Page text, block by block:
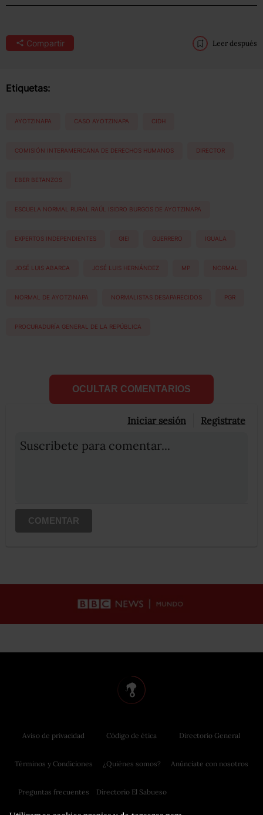
Compartir Leer después
Etiquetas:
AYOTZINAPA CASO AYOTZINAPA CIDH
COMISIÓN INTERAMERICANA DE DERECHOS HUMANOS DIRECTOR
EBER BETANZOS
ESCUELA NORMAL RURAL RAÚL ISIDRO BURGOS DE AYOTZINAPA
EXPERTOS INDEPENDIENTES GIEI GUERRERO IGUALA
JOSÉ LUIS ABARCA JOSÉ LUIS HERNÁNDEZ MP NORMAL
NORMAL DE AYOTZINAPA NORMALISTAS DESAPARECIDOS PGR
PROCURADURÍA GENERAL DE LA REPÚBLICA
OCULTAR COMENTARIOS
Iniciar sesión Registrate
Suscribete para comentar...
COMENTAR
Aviso de privacidad
Términos y Condiciones
Preguntas frecuentes
Código de ética
¿Quiénes somos?
Directorio El Sabueso
Directorio General
Anúnciate con nosotros